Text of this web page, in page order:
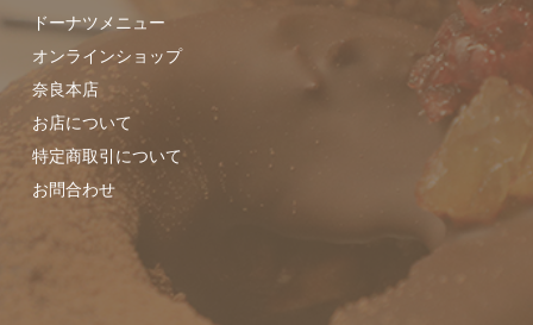
ドーナツメニュー
オンラインショップ
奈良本店
お店について
特定商取引について
お問合わせ